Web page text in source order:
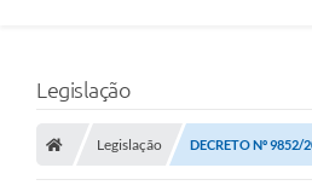
Legislação
Legislação DECRETO Nº 9852/